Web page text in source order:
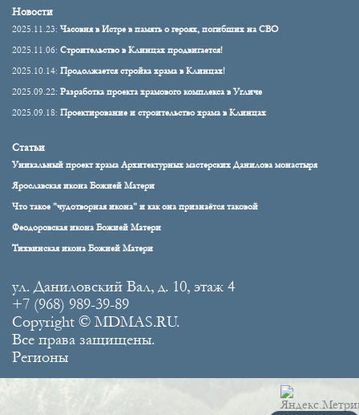
Новости
2025.11.23: Часовня в Истре в память о героях, погибших на СВО
2025.11.06: Строительство в Клинцах продвигается!
2025.10.14: Продолжается стройка храма в Клинцах!
2025.09.22: Разработка проекта храмового комплекса в Угличе
2025.09.18: Проектирование и строительство храма в Клинцах
Статьи
Уникальный проект храма Архитектурных мастерских Данилова монастыря
Ярославская икона Божией Матери
Что такое "чудотворная икона" и как она признаётся таковой
Феодоровская икона Божией Матери
Тихвинская икона Божией Матери
ул. Даниловский Вал, д. 10, этаж 4
+7 (968) 989-39-89
Copyright © MDMAS.RU.
Все права защищены.
Регионы